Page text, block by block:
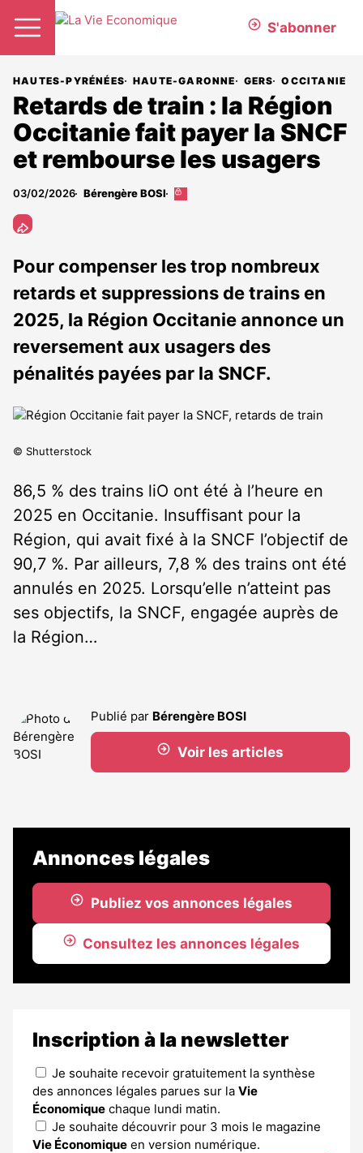
S'abonner
HAUTES-PYRÉNÉES HAUTE-GARONNE GERS OCCITANIE
Retards de train : la Région
Occitanie fait payer la SNCF
et rembourse les usagers
03/02/2026 Bérengère BOSI
Cet
abonnés
Pour compenser les trop nombreux
retards et suppressions de trains en
2025, la Région Occitanie annonce un
reversement aux usagers des
pénalités payées par la SNCF.
© Shutterstock
86,5 % des trains liO ont été à l’heure en
2025 en Occitanie. Insuffisant pour la
Région, qui avait fixé à la SNCF l’objectif de
90,7 %. Par ailleurs, 7,8 % des trains ont été
annulés en 2025. Lorsqu’elle n’atteint pas
ses objectifs, la SNCF, engagée auprès de
la Région…
Publié par Bérengère BOSI
Voir les articles
Annonces légales
Publiez vos annonces légales
Consultez les annonces légales
Inscription à la newsletter
Je souhaite recevoir gratuitement la synthèse
des annonces légales parues sur la Vie
Économique chaque lundi matin.
Je souhaite découvrir pour 3 mois le magazine
Vie Économique en version numérique.